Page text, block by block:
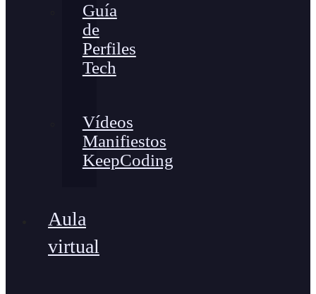
Guía
de
Perfiles
Tech
Vídeos
Manifiestos
KeepCoding
Aula
virtual